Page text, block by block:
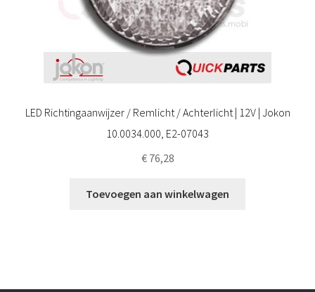
LED Richtingaanwijzer / Remlicht / Achterlicht | 12V | Jokon
10.0034.000, E2-07043
€76,28
Toevoegen aan winkelwagen